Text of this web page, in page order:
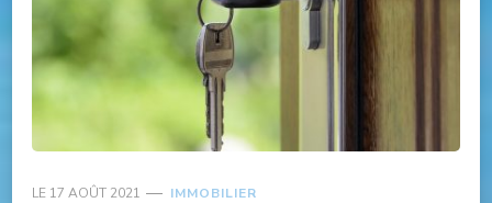
LE 17 AOÛT 2021 IMMOBILIER